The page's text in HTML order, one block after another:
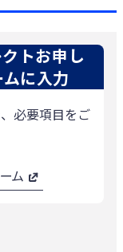
クトお申し
に入力
必要項目をご
ム